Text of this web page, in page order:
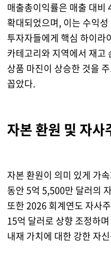
매출총이익률은 매출 대
확대되었으며, 이는 수익
투자자들에게 핵심 하이라
카테고리와 지역에서 재고
상품 마진이 상승한 것을
꼽았다.
자본 환원 및 자사
자본 환원이 의미 있게 가
동안 5억 5,500만 달러의
또한 2026 회계연도 자사
15억 달러로 상향 조정하
내재 가치에 대한 강한 자